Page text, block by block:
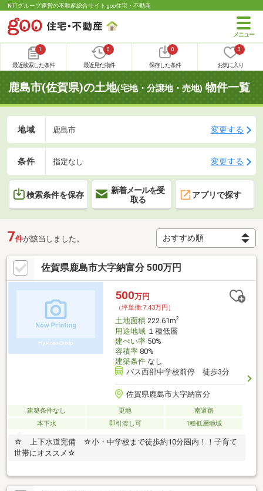
NTTグループ運営の不動産総合サイト goo住宅・不動産
1
最近検索した条件
0
最近見た物件
0
保存した条件
0
お気に入り
鹿島市(佐賀県)の土地(宅地・分譲地・売地) 物件一覧
地域 鹿島市 変更する
条件 指定なし 変更する
検索条件を保存
新着メールを受
取る
アプリで探す
7件が該当しました。
佐賀県鹿島市大字納富分 500万円
500万円
（坪単価:7.43万円）
土地面積222.61m2
用途地域１種低層
建ぺい率50%
容積率80%
建築条件なし
バス西部中学校前停 徒歩3分
佐賀県鹿島市大字納富分
建築条件なし 更地
南道路
本下水
即引渡し可 1種低層地域
☆ 上下水道完備 ☆小・中学校まで徒歩約10分圏内！！子育て
世帯にオススメ☆